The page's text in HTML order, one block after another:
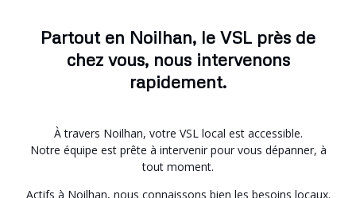
Partout en Noilhan, le VSL près de
chez vous, nous intervenons
rapidement.
À travers Noilhan, votre VSL local est accessible.
Notre équipe est prête à intervenir pour vous dépanner, à
tout moment.
Actifs à Noilhan, nous connaissons bien les besoins locaux.